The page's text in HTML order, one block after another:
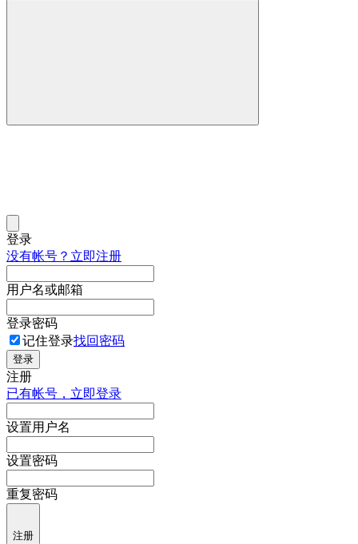
登录
没有帐号？立即注册
用户名或邮箱
登录密码
记住登录找回密码
登录
注册
已有帐号，立即登录
设置用户名
设置密码
重复密码
注册